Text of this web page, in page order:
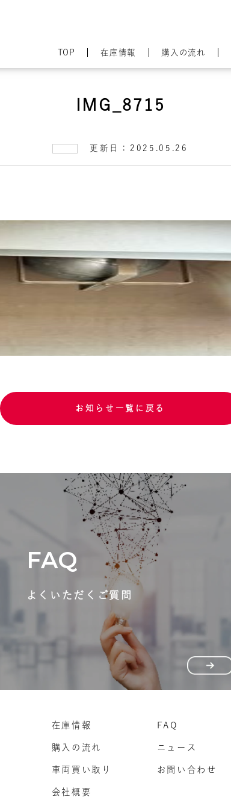
TOP 在庫情報 購入の流れ
IMG_8715
更新日：2025.05.26
お知らせ一覧に戻る
FAQ
よくいただくご質問
在庫情報
購入の流れ
車両買い取り
会社概要
FAQ
ニュース
お問い合わせ